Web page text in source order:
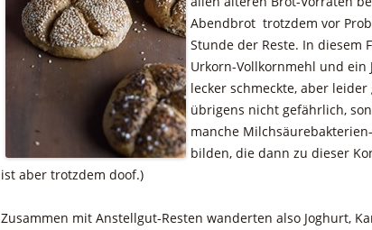
Abendbrot trotzdem vor
Stunde der Reste. In diesem
Urkorn-Vollkornmehl und ein
lecker schmeckte, aber
übrigens nicht gefährlich,
manche
bilden, die dann zu dieser
ist aber trotzdem doof.)
Zusammen mit Anstellgut-Resten wanderten also Joghurt,